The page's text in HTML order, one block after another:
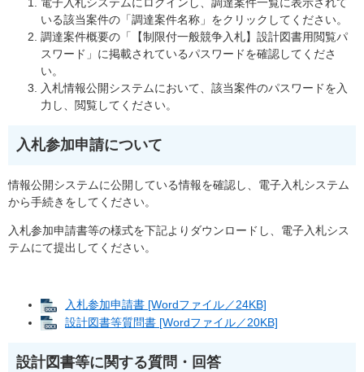
電子入札システムにログインし、調達案件一覧に表示されて
いる該当案件の「調達案件名称」をクリックしてください。
調達案件概要の「【制限付一般競争入札】設計図書用閲覧パ
スワード」に掲載されているパスワードを確認してくださ
い。
入札情報公開システムにおいて、該当案件のパスワードを入
力し、閲覧してください。
入札参加申請について
情報公開システムに公開している情報を確認し、電子入札システム
から手続きをしてください。
入札参加申請書等の様式を下記よりダウンロードし、電子入札シス
テムにて提出してください。
入札参加申請書 [Wordファイル／24KB]
設計図書等質問書 [Wordファイル／20KB]
設計図書等に関する質問・回答